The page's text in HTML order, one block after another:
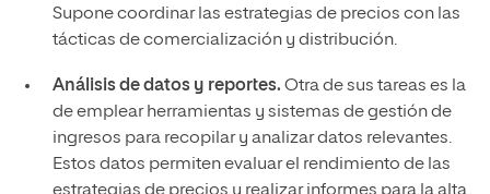
Supone coordinar las estrategias de precios con las
tácticas de comercialización y distribución.
Análisis de datos y reportes. Otra de sus tareas es la
de emplear herramientas y sistemas de gestión de
ingresos para recopilar y analizar datos relevantes.
Estos datos permiten evaluar el rendimiento de las
estrategias de precios y realizar informes para la alta